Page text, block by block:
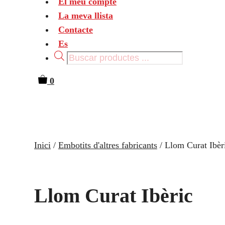
La meva llista
Contacte
Es
Products
0
Inici / Embotits d'altres fabricants / Llom Curat
Llom Curat Ibèric